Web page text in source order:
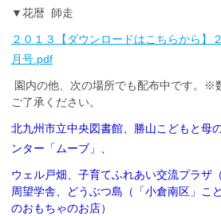
▼花暦 師走
２０１３【ダウンロードはこちらから】
月号.pdf
園内の他、次の場所でも配布中です。※
ご了承ください。
北九州市立中央図書館、勝山こどもと母
ンター「ムーブ」、
ウェル戸畑、子育てふれあい交流プラザ
周望学舎、どうぶつ島（「小倉南区」こ
のおもちゃのお店）